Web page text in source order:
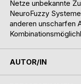
Netze unbekannte
NeuroFuzzy
anderen unscharfen
AUTOR/IN